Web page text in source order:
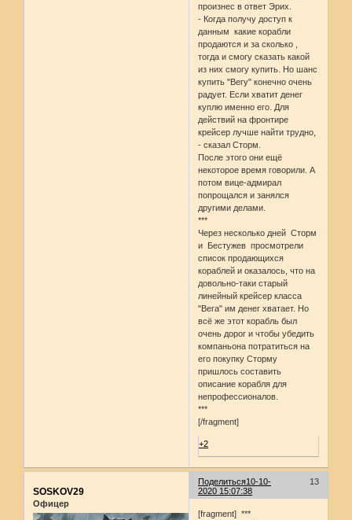
произнес в ответ Эрих.
- Когда получу доступ к
данным какие корабли
продаются и за сколько ,
тогда и смогу сказать какой
из них смогу купить. Но шанс
купить "Вегу" конечно очень
радует. Если хватит денег
куплю именно его. Для
действий на фронтире
крейсер лучше найти трудно,
- сказал Сторм.
После этого они ещё
некоторое время говорили. А
потом вице-адмирал
попрощался и занялся
другими делами.
***
Через несколько дней Сторм
и Бестужев просмотрели
список продающихся
кораблей и оказалось, что на
довольно-таки старый
линейный крейсер класса
"Вега" им денег хватает. Но
всё же этот корабль был
очень дорог и чтобы убедить
компаньона потратиться на
его покупку Сторму
пришлось составить
описание корабля для
непрофессионалов.
***
[/fragment]
+2
Поделиться 13
10-10-
2020 15:07:38
SOSKOV29
Офицер
[fragment] ***